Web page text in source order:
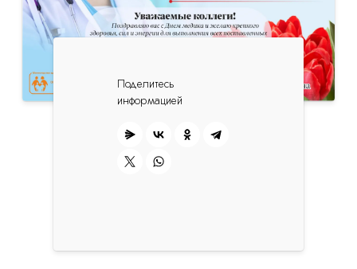
Поделитесь
информацией